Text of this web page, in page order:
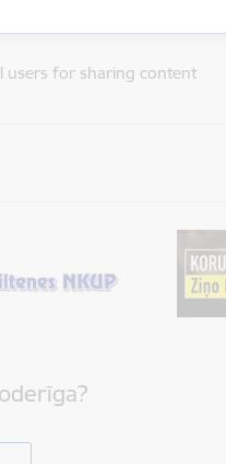
users for sharing content